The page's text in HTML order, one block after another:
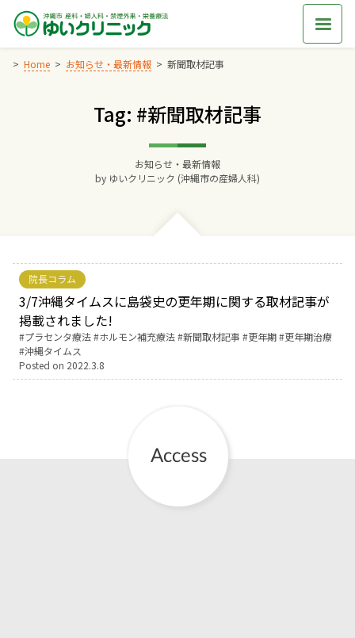
Skip
content
Home お知らせ・最新情報 新聞取材記事
Tag: #新聞取材記事
お知らせ・最新情報
by ゆいクリニック (沖縄市の産婦人科)
院長コラム
3/7沖縄タイムスに島袋史の更年期に関する取材記事が
掲載されました!
Tags:
プラセンタ療法 ホルモン補充療法 新聞取材記事 更年期
更年期治療
沖縄タイムス
Posted on 2022.3.8
Home
交通アクセス
診療料金
妊婦健診
お産について